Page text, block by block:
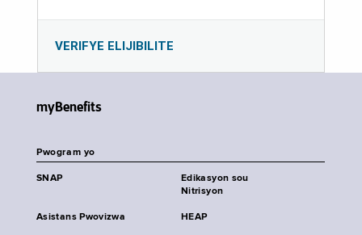
VERIFYE ELIJIBILITE
myBenefits
Pwogram yo
SNAP
Edikasyon sou
Nitrisyon
Asistans Pwovizwa HEAP